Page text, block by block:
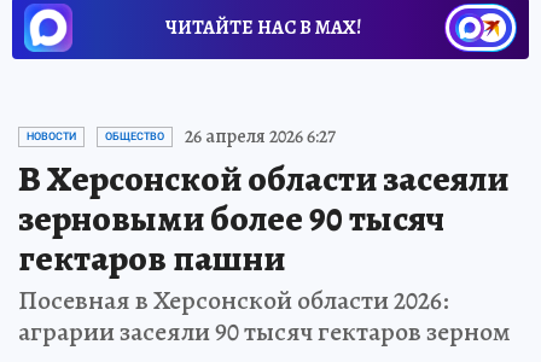
ЧИТАЙТЕ НАС В МАХ!
НОВОСТИ ОБЩЕСТВО 26 апреля 2026 6:27
В Херсонской области засеяли
зерновыми более 90 тысяч
гектаров пашни
Посевная в Херсонской области 2026:
аграрии засеяли 90 тысяч гектаров зерном